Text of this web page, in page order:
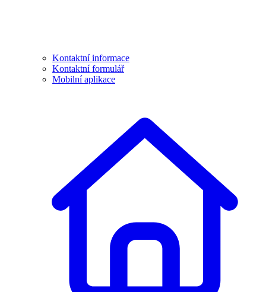
Kontaktní informace
Kontaktní formulář
Mobilní aplikace